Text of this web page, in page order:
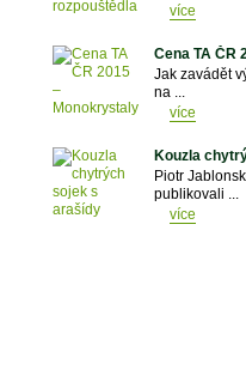
více
Cena TA ČR
Jak zavádět
na ...
více
Kouzla
Piotr
publikovali ...
více